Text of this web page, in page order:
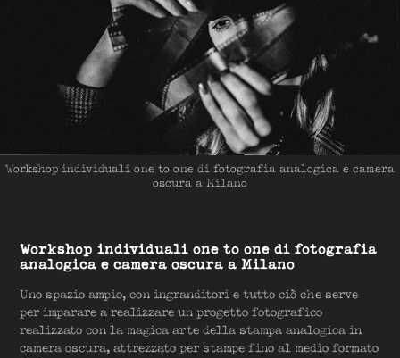
Workshop individuali one to one di fotografia analogica e camera
oscura a Milano
Workshop individuali one to one di fotografia
analogica e camera oscura a Milano
Uno spazio ampio, con ingranditori e tutto ciò che serve
per imparare a realizzare un progetto fotografico
realizzato con la magica arte della stampa analogica in
camera oscura, attrezzato per stampe fino al medio formato